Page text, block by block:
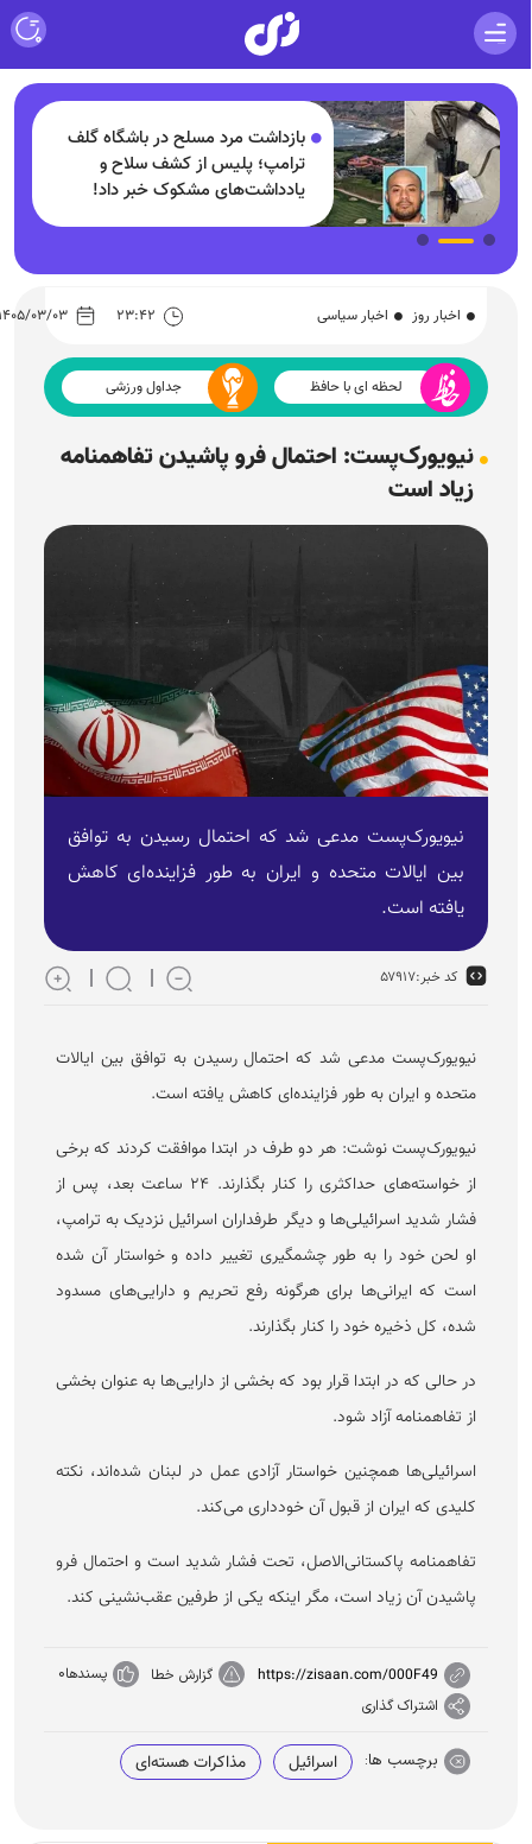
بازداشت مرد مسلح در باشگاه گلف
ترامپ؛ پلیس از کشف سلاح و
یادداشت‌های مشکوک خبر داد!
اخبار روز اخبار سیاسی ۲۳:۴۲ ۱۴۰۵/۰۳/۰۳
لحظه ای با حافظ جداول ورزشی
نیویورک‌پست: احتمال فرو پاشیدن تفاهمنامه
زیاد است
نیویورک‌پست مدعی شد که احتمال رسیدن به توافق
بین ایالات متحده و ایران به طور فزاینده‌ای کاهش
یافته است.
کد خبر:۵۷۹۱۷
نیویورک‌پست مدعی شد که احتمال رسیدن به توافق بین ایالات
متحده و ایران به طور فزاینده‌ای کاهش یافته است.
نیویورک‌پست نوشت: هر دو طرف در ابتدا موافقت کردند که برخی
از خواسته‌های حداکثری را کنار بگذارند. ۲۴ ساعت بعد، پس از
فشار شدید اسرائیلی‌ها و دیگر طرفداران اسرائیل نزدیک به ترامپ،
او لحن خود را به طور چشمگیری تغییر داده و خواستار آن شده
است که ایرانی‌ها برای هرگونه رفع تحریم و دارایی‌های مسدود
شده، کل ذخیره خود را کنار بگذارند.
در حالی که در ابتدا قرار بود که بخشی از دارایی‌ها به عنوان بخشی
از تفاهمنامه آزاد شود.
اسرائیلی‌ها همچنین خواستار آزادی عمل در لبنان شده‌اند، نکته
کلیدی که ایران از قبول آن خودداری می‌کند.
تفاهمنامه پاکستانی‌الاصل، تحت فشار شدید است و احتمال فرو
پاشیدن آن زیاد است، مگر اینکه یکی از طرفین عقب‌نشینی کند.
https://zisaan.com/000F49 گزارش خطا پسندها0
اشتراک گذاری
برچسب ها: اسرائیل مذاکرات هسته‌ای